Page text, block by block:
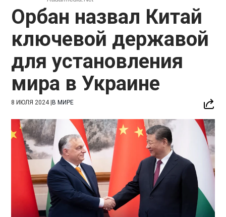
Орбан назвал Китай
ключевой державой
для установления
мира в Украине
8 ИЮЛЯ 2024|В МИРЕ